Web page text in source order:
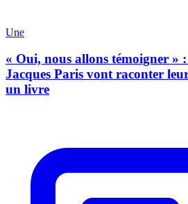
Une
« Oui, nous allons témoigner »
Jacques Paris vont raconter
un livre